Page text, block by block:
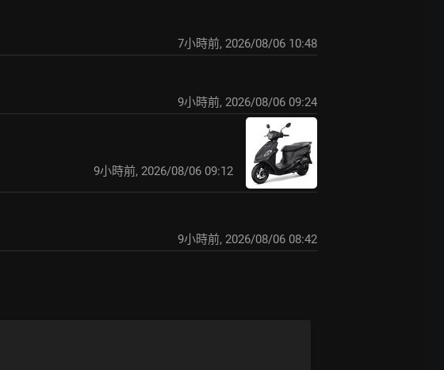
7小時前, 2026/08/06 10:48
9小時前, 2026/08/06 09:24
9小時前, 2026/08/06 09:12
9小時前, 2026/08/06 08:42